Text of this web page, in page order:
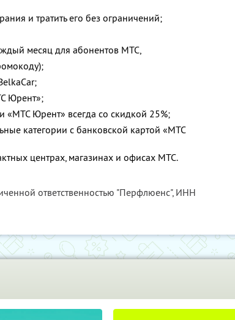
и тратить его без ограничений;
месяц для абонентов МТС,
Юрент»;
«МТС Юрент» всегда со скидкой 25%;
категории с банковской картой «МТС
центрах, магазинах и офисах МТС.
ответственностью "Перфлюенс", ИНН